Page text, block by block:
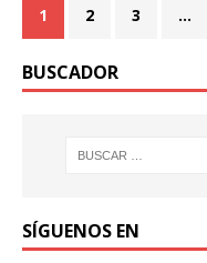
1 2 3 …
BUSCADOR
SÍGUENOS EN